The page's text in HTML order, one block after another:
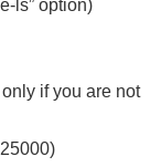
ls” option)
if you are not